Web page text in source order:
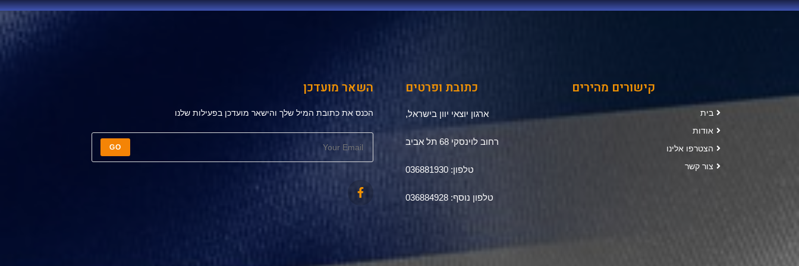
קישורים מהירים
בית
אודות
הצטרפו אלינו
צור קשר
כתובת ופרטים
ארגון יוצאי יוון בישראל,
רחוב לוינסקי 68 תל אביב
טלפון: 036881930
טלפון נוסף: 036884928
השאר מועדכן
הכנס את כתובת המיל שלך והישאר מועדכן בפעילות שלנו
GO